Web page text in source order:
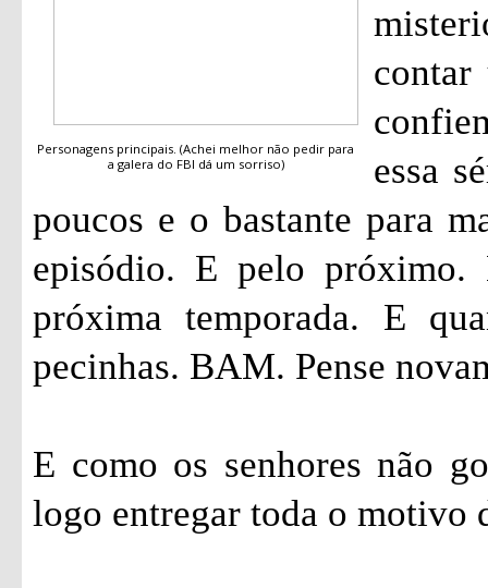
Personagens principais. (Achei melhor não pedir para
a galera do FBI dá um sorriso)
contar
essa
poucos e o bastante para
episódio. E pelo
próxima temporada. E
pecinhas. BAM. Pense
E como os senhores não
logo entregar toda o motivo